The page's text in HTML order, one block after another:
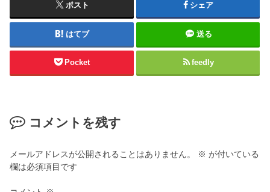
ポスト シェア
はてブ 送る
Pocket feedly
コメントを残す
メールアドレスが公開されることはありません。 ※ が付いている
欄は必須項目です